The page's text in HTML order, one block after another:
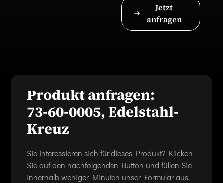
Jetzt
anfragen
Produkt anfragen:
73-60-0005, Edelstahl-
Kreuz
Sie interessieren sich für dieses Produkt? Klicken
Sie auf den nachfolgenden Button und füllen Sie
innerhalb weniger Minuten unser Formular aus,